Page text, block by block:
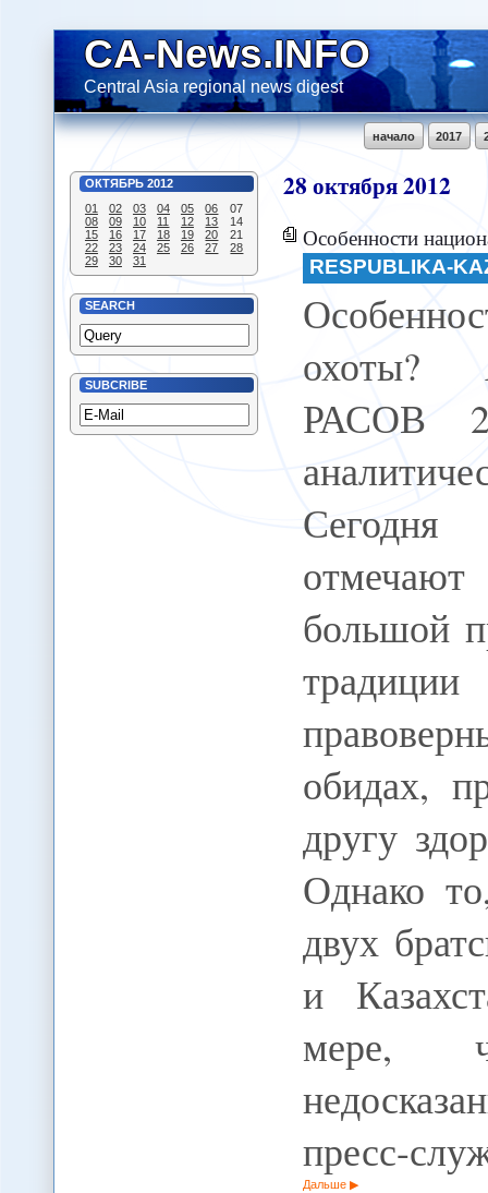
CA-News.INFO
Central Asia regional news digest
2017
начало
ОКТЯБРЬ 2012
01
02 03 04 05 06
07
08
09 10 11 12 13
14
15
16 17 18 19 20
21
22
23 24 25 26 27
28
29
30 31
SEARCH
SUBCRIBE
28октября2012
Особенности национальной охоты? -
RESPUBLIKA-
охоты?
РАСОВ
большой
обидах,
другу
Однако
двух
и
мере,
пресс-
Дальше